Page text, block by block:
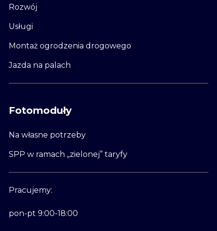
Rozwój
Usługi
Montaż ogrodzenia drogowego
Jazda na palach
Fotomoduły
Na własne potrzeby
SPP w ramach „zielonej” taryfy
Pracujemy:
pon-pt 9:00-18:00